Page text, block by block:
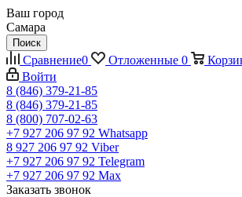
Ваш город
Самара
Поиск
Сравнение0 Отложенные 0
Войти
8 (846) 379-21-85
8 (846) 379-21-85
8 (800) 707-02-63
+7 927 206 97 92 Whatsapp
8 927 206 97 92 Viber
+7 927 206 97 92 Telegram
+7 927 206 97 92 Max
Заказать звонок